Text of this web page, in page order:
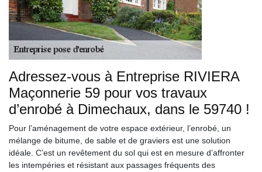
Adressez-vous à Entreprise RIVIERA
Maçonnerie 59 pour vos travaux
d’enrobé à Dimechaux, dans le 59740 !
Pour l’aménagement de votre espace extérieur, l’enrobé, un
mélange de bitume, de sable et de graviers est une solution
idéale. C’est un revêtement du sol qui est en mesure d’affronter
les intempéries et résistant aux passages fréquents des